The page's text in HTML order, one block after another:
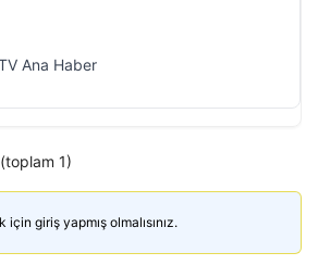
Ana Haber
1)
giriş yapmış olmalısınız.